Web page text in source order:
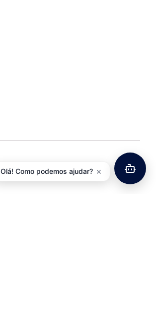
Olá! Como podemos ajudar? ×